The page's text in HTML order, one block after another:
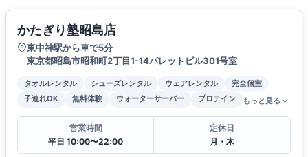
かたぎり塾昭島店
東中神駅から車で5分
東京都昭島市昭和町2丁目1-14パレットビル301号室
タオルレンタル シューズレンタル ウェアレンタル
完全個室
子連れOK
無料体験 ウォーターサーバー プロテイン もっと見る
営業時間
平日 10:00〜22:00
定休日
月・木